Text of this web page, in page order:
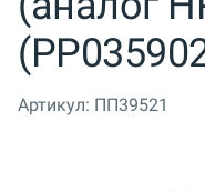
Артикул: ПП39521